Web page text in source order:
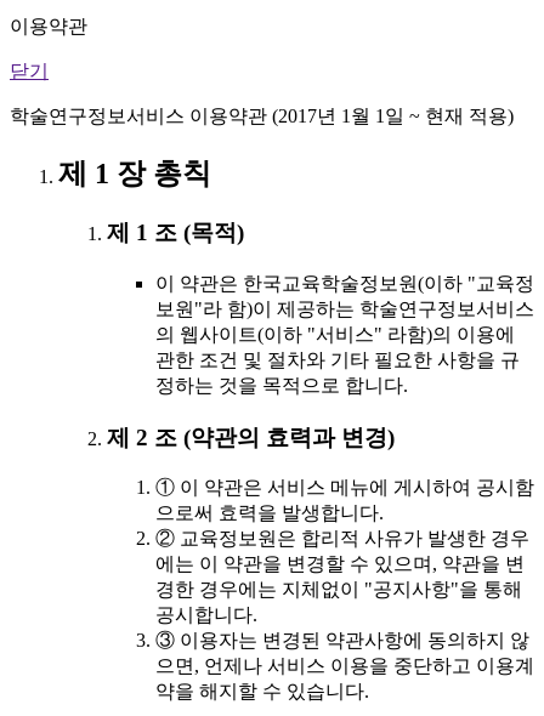
이용약관
닫기
학술연구정보서비스 이용약관 (2017년 1월 1일 ~ 현재 적용)
제 1 장 총칙
제 1 조 (목적)
이 약관은 한국교육학술정보원(이하 "교육정
보원"라 함)이 제공하는 학술연구정보서비스
의 웹사이트(이하 "서비스" 라함)의 이용에
관한 조건 및 절차와 기타 필요한 사항을 규
정하는 것을 목적으로 합니다.
제 2 조 (약관의 효력과 변경)
① 이 약관은 서비스 메뉴에 게시하여 공시함
으로써 효력을 발생합니다.
② 교육정보원은 합리적 사유가 발생한 경우
에는 이 약관을 변경할 수 있으며, 약관을 변
경한 경우에는 지체없이 "공지사항"을 통해
공시합니다.
③ 이용자는 변경된 약관사항에 동의하지 않
으면, 언제나 서비스 이용을 중단하고 이용계
약을 해지할 수 있습니다.